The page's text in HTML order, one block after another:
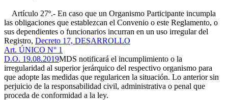
Artículo 27º.- En caso que un Organismo Participante incumpla
las obligaciones que establezcan el Convenio o este Reglamento, o
sus dependientes o funcionarios incurran en un uso irregular del
Registro, Decreto 17, DESARROLLO
Art. ÚNICO N° 1
D.O. 19.08.2019MDS notificará el incumplimiento o la
irregularidad al superior jerárquico del respectivo organismo para
que adopte las medidas que regularicen la situación. Lo anterior sin
perjuicio de la responsabilidad civil, administrativa o penal que
proceda de conformidad a la ley.